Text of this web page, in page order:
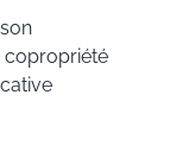
copropriété